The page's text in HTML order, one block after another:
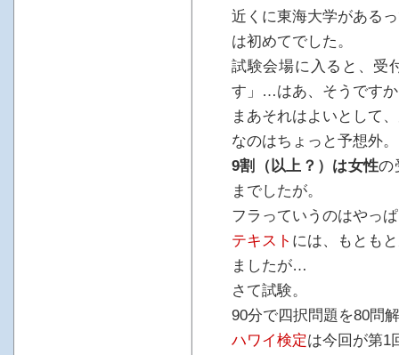
近くに東海大学がある
は初めてでした。
試験会場に入ると、受
す」…はあ、そうです
まあそれはよいとして
なのはちょっと予想外。
9割（以上？）は女性の
までしたが。
フラっていうのはやっ
テキスト には、もとも
ましたが…
さて試験。
90分で四択問題を80問
ハワイ検定は今回が第1